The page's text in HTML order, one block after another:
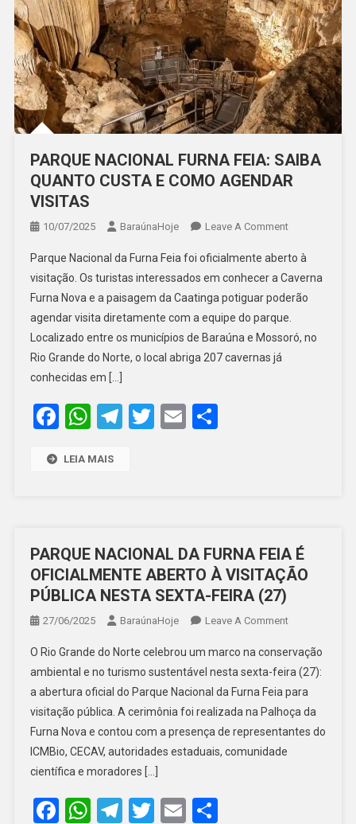
PARQUE NACIONAL FURNA FEIA: SAIBA
QUANTO CUSTA E COMO AGENDAR
VISITAS
10/07/2025 BaraúnaHoje Leave A CommentOn
NACIONAL
FURNA
FEIA:
SAIBA
QUANTO
Parque Nacional da Furna Feia foi oficialmente aberto à
visitação. Os turistas interessados em conhecer a Caverna
Furna Nova e a paisagem da Caatinga potiguar poderão
agendar visita diretamente com a equipe do parque.
Localizado entre os municípios de Baraúna e Mossoró, no
Rio Grande do Norte, o local abriga 207 cavernas já
conhecidas em […]
Facebook
WhatsApp
Telegram
Twitter
Email
LEIA MAIS
PARQUE NACIONAL DA FURNA FEIA É
OFICIALMENTE ABERTO À VISITAÇÃO
PÚBLICA NESTA SEXTA-FEIRA (27)
27/06/2025 BaraúnaHoje Leave A CommentOn
NACIONAL
DA
FURNA
FEIA
É
O Rio Grande do Norte celebrou um marco na conservação
ambiental e no turismo sustentável nesta sexta-feira (27):
a abertura oficial do Parque Nacional da Furna Feia para
visitação pública. A cerimônia foi realizada na Palhoça da
Furna Nova e contou com a presença de representantes do
ICMBio, CECAV, autoridades estaduais, comunidade
científica e moradores […]
Facebook
WhatsApp
Telegram
Twitter
Email